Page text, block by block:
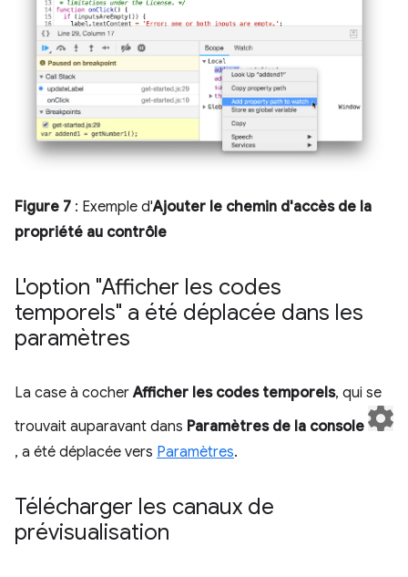
Figure 7 : Exemple d'Ajouter le chemin d'accès de la
propriété au contrôle
L'option "Afficher les codes
temporels" a été déplacée dans les
paramètres
La case à cocherAfficher les codes temporels, qui se
trouvait auparavant dans Paramètres de la console
, a été déplacée vers Paramètres.
Télécharger les canaux de
prévisualisation